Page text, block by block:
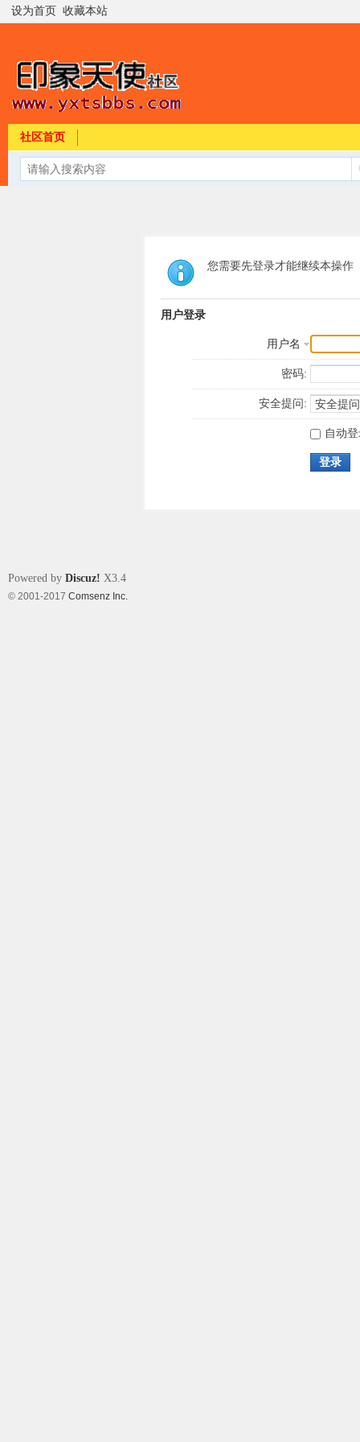
设为首页 收藏本站
社区首页
您需要先登录才能继续本操作
用户登录
用户名
密码:
安全提问:
自动
登录
Powered by Discuz! X3.4
© 2001-2017 Comsenz Inc.